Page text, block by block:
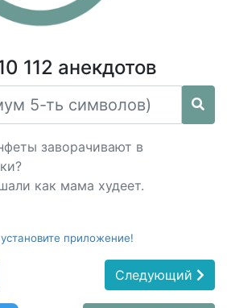
112 анекдотов
заворачивают в
как мама худеет.
приложение!
Следующий